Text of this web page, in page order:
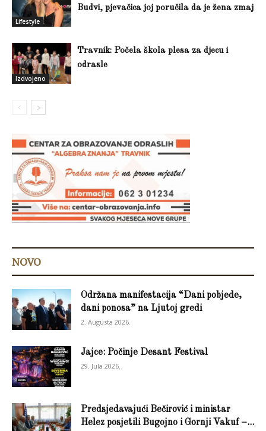
Lifestyle
Budvi, pjevačica joj poručila da je žena zmaj
Izdvojeno
Travnik: Počela škola plesa za djecu i
odrasle
NOVO
Održana manifestacija “Dani pobjede,
dani ponosa” na Ljutoj gredi
2. Augusta 2026.
Jajce: Počinje Desant Festival
29. Jula 2026.
Predsjedavajući Bečirović i ministar
Helez posjetili Bugojno i Gornji Vakuf –...